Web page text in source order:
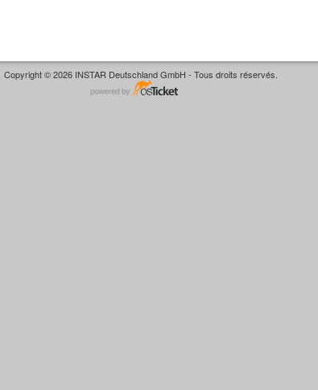
Copyright © 2026 INSTAR Deutschland GmbH - Tous droits réservés.